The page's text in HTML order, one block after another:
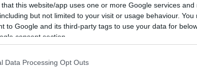
that this website/app uses one or more Google services
but not limited to your visit or usage behaviour.
to Google and its third-party tags to use your data for
consent section.
Data Processing Opt Outs